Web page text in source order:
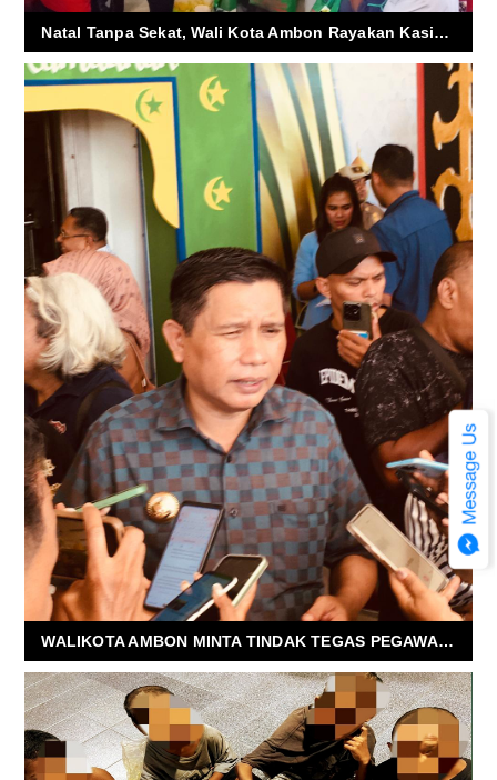
Natal Tanpa Sekat, Wali Kota Ambon Rayakan Kasih Bersama Rakyat Kecil
WALIKOTA AMBON MINTA TINDAK TEGAS PEGAWAI YANG SUKA PUNGLI